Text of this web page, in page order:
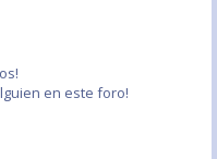
en este foro!